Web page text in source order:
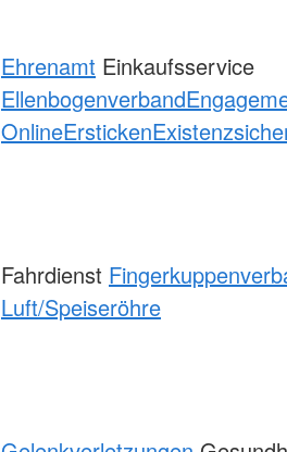
Ehrenamt Einkaufsservice
Ellenbogenverband
OnlineErsticken
Fahrdienst
Luft/Speiseröhre